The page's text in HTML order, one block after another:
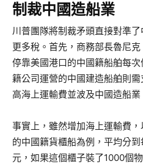
制裁中國造船業
川普團隊將制裁矛頭直接對準
更多稅。首先，商務部長魯尼
停靠美國港口的中國籍船舶每
籍公司運營的中國建造船舶則
高海上運輸費並波及中國造船業
事實上，雖然增加海上運輸費
的中國籍貨櫃船為例，平均分
元，如果這個櫃子裝了1000個